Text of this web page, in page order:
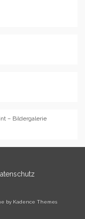
– Bildergalerie
by Kadence Themes